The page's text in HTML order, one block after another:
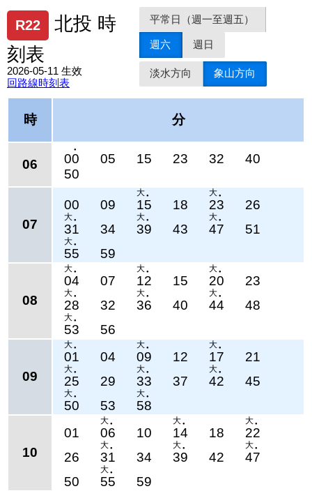
R22
北投 時
刻表
2026-05-11 生效
回路線時刻表
平常日（週一至週五）
週六 週日
淡水方向 象山方向
時 分
06
●
00 05 15 23 32
40
50
07
00 09
大 ●
15 18
大 ●
23 26
大 ●
31 34
大 ●
39 43
大 ●
47 51
大 ●
55 59
08
大 ●
04 07
大 ●
12 15
大 ●
20 23
大 ●
28 32
大 ●
36 40
大 ●
44 48
大 ●
53 56
09
大 ●
01 04
大 ●
09 12
大 ●
17 21
大 ●
25 29
大 ●
33 37
大 ●
42 45
大 ●
50 53
大 ●
58
10
01
大 ●
06 10
大 ●
14 18
大 ●
22
26
大 ●
31 34
大 ●
39 42
大 ●
47
50
大 ●
55 59